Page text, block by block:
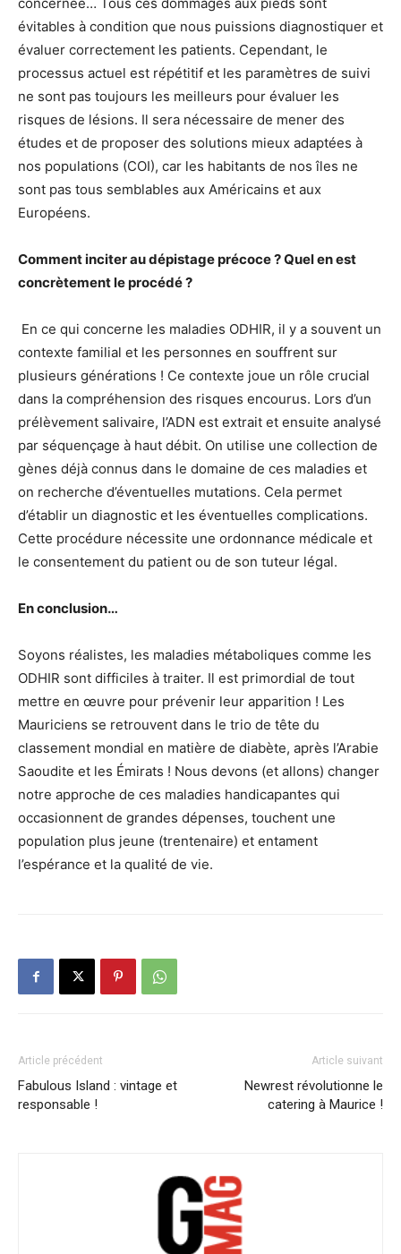
évitables à condition que nous puissions diagnostiquer et
évaluer correctement les patients. Cependant, le
processus actuel est répétitif et les paramètres de suivi
ne sont pas toujours les meilleurs pour évaluer les
risques de lésions. Il sera nécessaire de mener des
études et de proposer des solutions mieux adaptées à
nos populations (COI), car les habitants de nos îles ne
sont pas tous semblables aux Américains et aux
Européens.
Comment inciter au dépistage précoce ? Quel en est
concrètement le procédé ?
En ce qui concerne les maladies ODHIR, il y a souvent un
contexte familial et les personnes en souffrent sur
plusieurs générations ! Ce contexte joue un rôle crucial
dans la compréhension des risques encourus. Lors d’un
prélèvement salivaire, l’ADN est extrait et ensuite analysé
par séquençage à haut débit. On utilise une collection de
gènes déjà connus dans le domaine de ces maladies et
on recherche d’éventuelles mutations. Cela permet
d’établir un diagnostic et les éventuelles complications.
Cette procédure nécessite une ordonnance médicale et
le consentement du patient ou de son tuteur légal.
En conclusion…
Soyons réalistes, les maladies métaboliques comme les
ODHIR sont difficiles à traiter. Il est primordial de tout
mettre en œuvre pour prévenir leur apparition ! Les
Mauriciens se retrouvent dans le trio de tête du
classement mondial en matière de diabète, après l’Arabie
Saoudite et les Émirats ! Nous devons (et allons) changer
notre approche de ces maladies handicapantes qui
occasionnent de grandes dépenses, touchent une
population plus jeune (trentenaire) et entament
l’espérance et la qualité de vie.
Article précédent
Fabulous Island : vintage et
responsable !
Article suivant
Newrest révolutionne le
catering à Maurice !